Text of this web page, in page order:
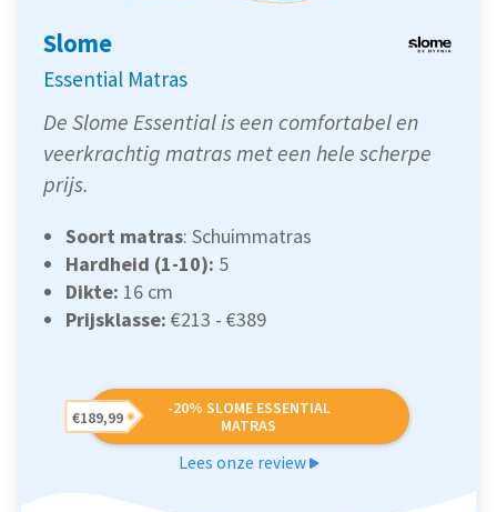
Slome
Essential Matras
De Slome Essential is een comfortabel en
veerkrachtig matras met een hele scherpe
prijs.
Soort matras: Schuimmatras
Hardheid (1-10): 5
Dikte: 16 cm
Prijsklasse: €213 - €389
-20% SLOME ESSENTIAL
MATRAS
€189,99
Lees onze review